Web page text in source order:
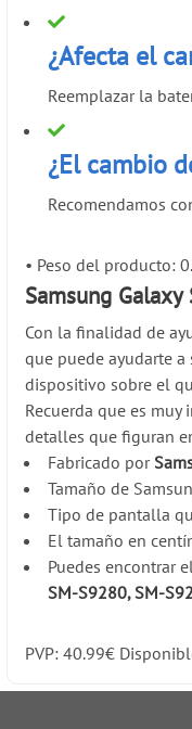
¿Afecta el
Reemplazar la
¿El cambio
Recomendamos
• Peso del producto:
Samsung
Con la finalidad de
que puede ayudarte
dispositivo sobre el
Recuerda que es
detalles que figuran
Fabricado por
Tamaño de
Tipo de pantalla
El tamaño en
Puedes encontrar
SM-S9280, SM-
PVP:40.99€